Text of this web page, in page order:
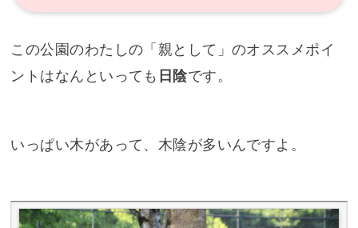
この公園のわたしの「親として」のオススメポイ
ントはなんといっても 日陰です。
いっぱい木があって、木陰が多いんですよ。